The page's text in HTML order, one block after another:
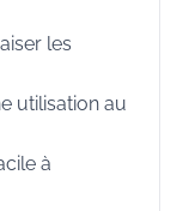
les
utilisation au
à